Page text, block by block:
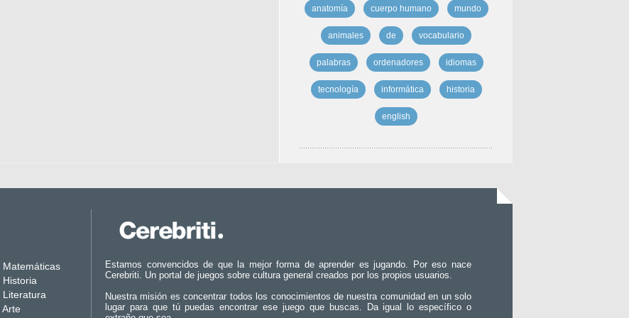
anatomía cuerpo humano mundo
animales de vocabulario
palabras ordenadores idiomas
tecnología informática historia
english
Matemáticas
Historia
Literatura
Arte
Estamos convencidos de que la mejor forma de aprender es jugando. Por eso nace
Cerebriti. Un portal de juegos sobre cultura general creados por los propios usuarios.
Nuestra misión es concentrar todos los conocimientos de nuestra comunidad en un solo
lugar para que tú puedas encontrar ese juego que buscas. Da igual lo específico o